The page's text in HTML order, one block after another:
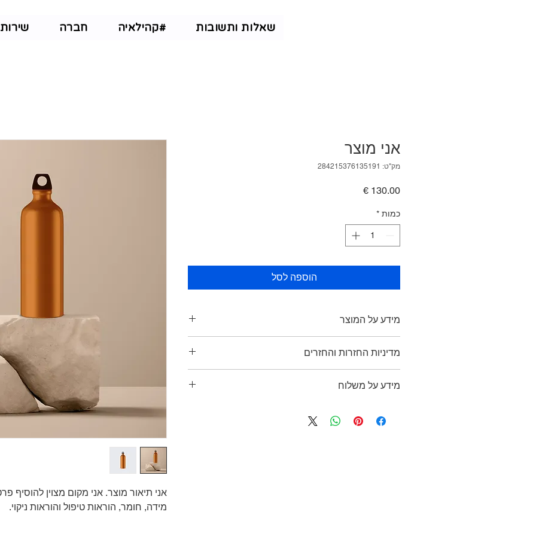
חברה קהילאיה# שאלות ותשובות
מידה, חומר, הוראות טיפול והוראות ניקוי.
אני מוצר
מק"ט: 284215376135191
מחיר
כמות *
הוספה לסל
מידע על המוצר
שלך כגון מידות, חומר, טיפול והוראות ניקוי. זהו גם מקום
נהדר לכתוב מה הופך את המוצר הזה למיוחד וכיצד הלקוחות
שלך יכולים להפיק תועלת מפריט זה.
מדיניות החזרות והחזרים
שלך לדעת מה לעשות במקרה שהם לא מרוצים מהרכישה
לקנות בביטחון.
מידע על משלוח
שיטות המשלוח, האריזה והעלות שלך. מתן מידע פשוט על